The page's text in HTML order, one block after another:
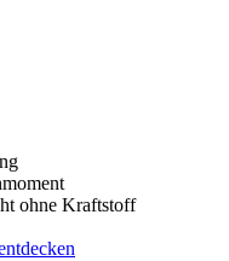
ohne Kraftstoff